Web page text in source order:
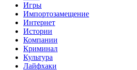
Игры
Импортозамещение
Интернет
Истории
Компании
Криминал
Культура
Лайфхаки